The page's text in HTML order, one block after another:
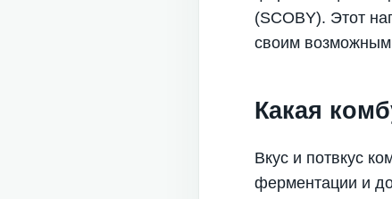
(SCOBY). Этот
своим возможным
Какая
Вкус и потвкус
ферментации и